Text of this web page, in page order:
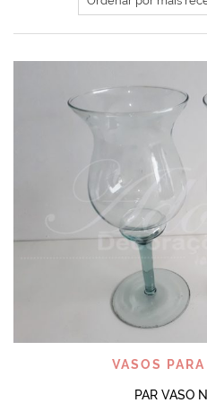
VASOS
PAR VASO